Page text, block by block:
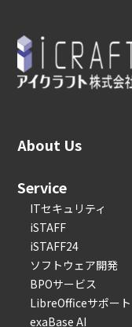
About Us
Service
ITセキュリティ
iSTAFF
iSTAFF24
ソフトウェア開発
BPOサービス
LibreOfficeサポート
exaBase AI